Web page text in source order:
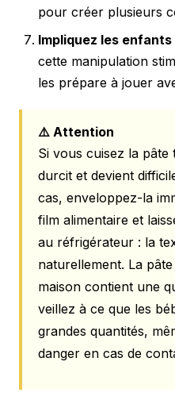
pour créer plusieurs
Impliquez les enfants
cette manipulation
les prépare à jouer
⚠️ Attention
Si vous cuisez la
durcit et devient
cas, enveloppez-la
film alimentaire et
au réfrigérateur : la
naturellement. La
maison contient une
veillez à ce que les
grandes quantités,
danger en cas de